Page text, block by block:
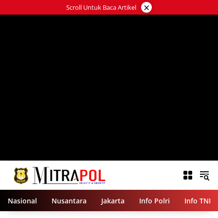
ke
Scroll Untuk Baca Artikel ×
Nasional Nusantara Jakarta Info Polri Info TNI